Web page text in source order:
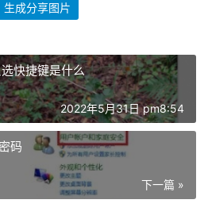
生成分享图片
快捷键是什么
2022年5月31日 pm8:54
码
下一篇 »